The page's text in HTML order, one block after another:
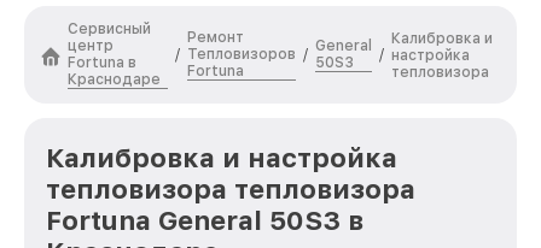
Сервисный
центр
Fortuna в
Краснодаре
/
Ремонт
Тепловизоров
Fortuna
/
General
50S3
/
Калибровка и
настройка
тепловизора
Калибровка и настройка
тепловизора тепловизора
Fortuna General 50S3 в